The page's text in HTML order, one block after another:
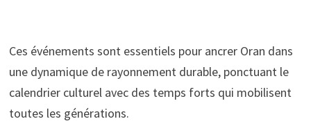
Ces événements sont essentiels pour ancrer Oran dans
une dynamique de rayonnement durable, ponctuant le
calendrier culturel avec des temps forts qui mobilisent
toutes les générations.